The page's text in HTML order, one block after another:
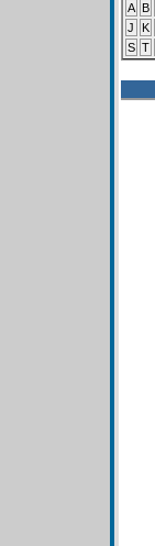
A B
J
K
S T